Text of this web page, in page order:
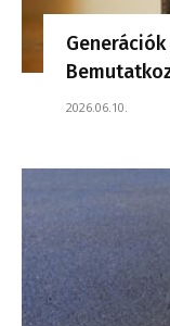
2026.06.10.